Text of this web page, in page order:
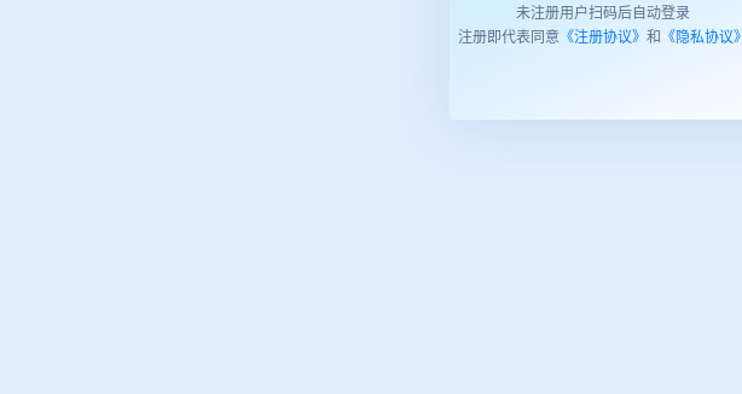
未注册用户扫码后自动登录
注册即代表同意 《注册协议》 和 《隐私协议》